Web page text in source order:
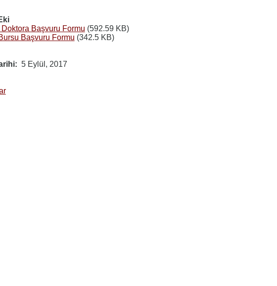
Doktora Başvuru Formu (592.59 KB)
Başvuru Formu (342.5 KB)
5 Eylül, 2017